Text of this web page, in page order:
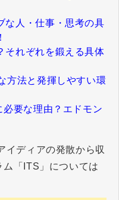
な人・仕事・思考の具
それぞれを鍛える具体
方法と発揮しやすい環
要な理由？エドモン
イディアの発散から収
「ITS」については